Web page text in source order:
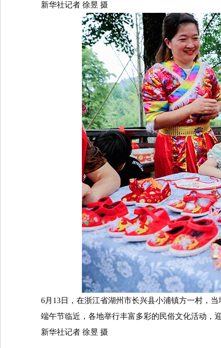
新华社记者 徐昱 摄
6月 13日，在浙江省湖州市长兴县小浦镇方一村，
端午节临近，各地举行丰富多彩的民俗文化活动，
新华社记者 徐昱 摄